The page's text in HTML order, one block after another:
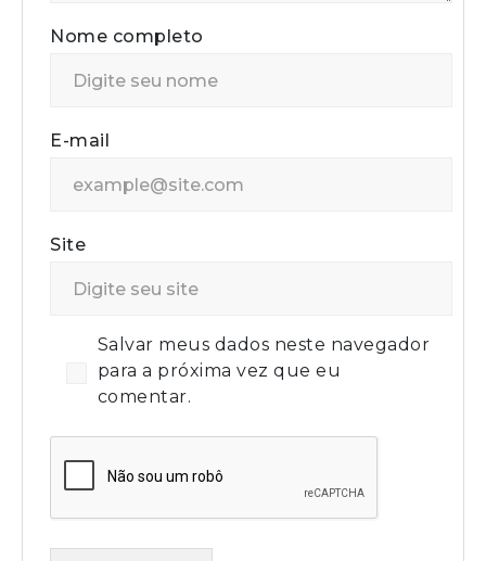
Nome completo
E-mail
Site
Salvar meus dados neste navegador
para a próxima vez que eu
comentar.